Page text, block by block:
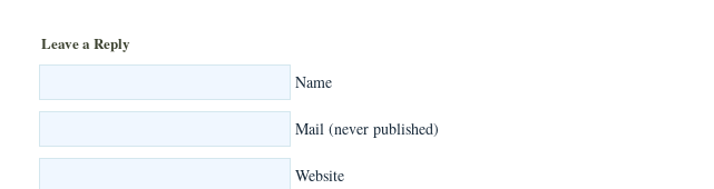
Leave a Reply
Name
Mail (never published)
Website